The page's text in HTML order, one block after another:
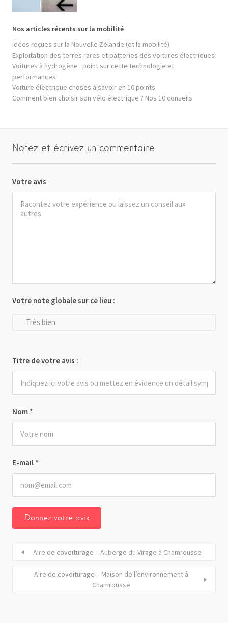
Nos articles récents sur la mobilité
Idées reçues sur la Nouvelle Zélande (et la mobilité)
Exploitation des terres rares et batteries des voitures électriques
Voitures à hydrogène : point sur cette technologie et
performances
Voiture électrique choses à savoir en 10 points
Comment bien choisir son vélo électrique ? Nos 10 conseils
Notez et écrivez un commentaire
Votre avis
Nom *
E-mail *
Votre note globale sur ce lieu :
Très bien
Titre de votre avis :
Aire de covoiturage – Auberge du Virage à Chamrousse
Aire de covoiturage – Maison de l’environnement à
Chamrousse